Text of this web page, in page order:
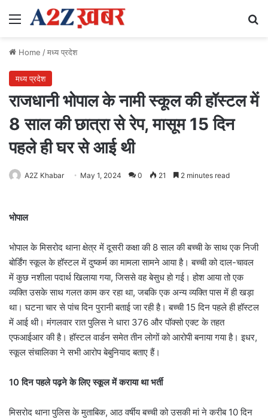
Menu
Home /मध्य प्रदेश
मध्य प्रदेश
राजधानी भोपाल के नामी स्कूल की हॉस्टल में
8 साल की छात्रा से रेप, मासूम 15 दिन
पहले ही घर से आई थी
A2Z Khabar May 1, 2024 0 21 2 minutes read
भोपाल
भोपाल के मिसरोद थाना क्षेत्र में दूसरी कक्षा की 8 साल की बच्ची के साथ एक निजी
बोर्डिंग स्कूल के हॉस्टल में दुष्कर्म का मामला सामने आया है। बच्ची को दाल-चावल
में कुछ नशीला पदार्थ खिलाया गया, जिससे वह बेसुध हो गई। होश आया तो एक
व्यक्ति उसके साथ गलत काम कर रहा था, जबकि एक अन्य व्यक्ति पास में ही खड़ा
था। घटना चार से पांच दिन पुरानी बताई जा रही है। बच्ची 15 दिन पहले ही हॉस्टल
में आई थी। मंगलवार रात पुलिस ने धारा 376 और पॉक्सो एक्ट के तहत
एफआईआर की है। हॉस्टल वार्डन समेत तीन लोगों को आरोपी बनाया गया है। इधर,
स्कूल संचालिका ने सभी आरोप बेबुनियाद बताए हैं।
10 दिन पहले पढ़ने के लिए स्कूल में कराया था भर्ती
मिसरोद थाना पुलिस के मुताबिक, आठ वर्षीय बच्ची को उसकी मां ने करीब 10 दिन